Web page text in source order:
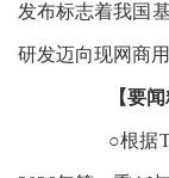
发布标志着我国
研发迈向现网商用
【要
○根据